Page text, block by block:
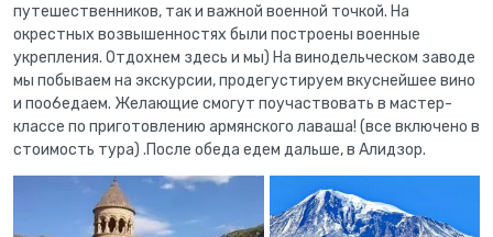
путешественников, так и важной военной точкой. На
окрестных возвышенностях были построены военные
укрепления. Отдохнем здесь и мы) На винодельческом заводе
мы побываем на экскурсии, продегустируем вкуснейшее вино
и поо6едаем. Желающие смогут поучаствовать в мастер-
классе по приготовлению армянского лаваша! (все включено в
стоимость тура) .После обеда едем дальше, в Алидзор.